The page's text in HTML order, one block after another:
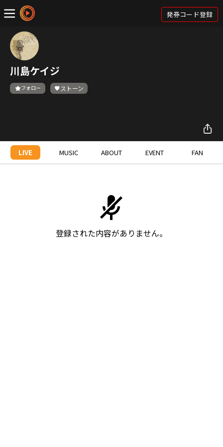
発券コード登録
川島ケイジ
フォロー ストーン
LIVE MUSIC ABOUT EVENT FAN
登録された内容がありません。